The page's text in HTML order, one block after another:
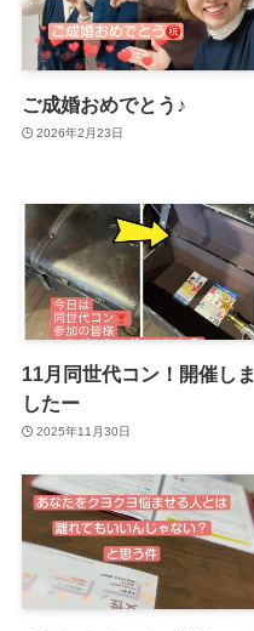
ご成婚おめでとう♪
2026年2月23日
11月同世代コン！開催しま
したー
2025年11月30日